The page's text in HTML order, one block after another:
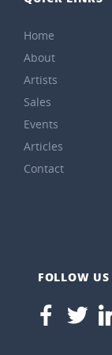
Home
About
Artists
Sales
Events
Articles
Contact
FOLLOW US